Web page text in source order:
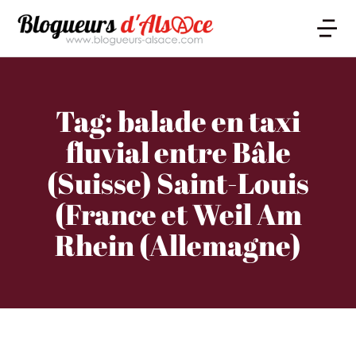
Tag: balade en taxi
fluvial entre Bâle
(Suisse) Saint-Louis
(France et Weil Am
Rhein (Allemagne)